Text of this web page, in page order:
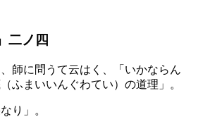
二ノ四
師に問うて云はく、「いかならん
ふまいいんぐわてい）の道理」。
り」。